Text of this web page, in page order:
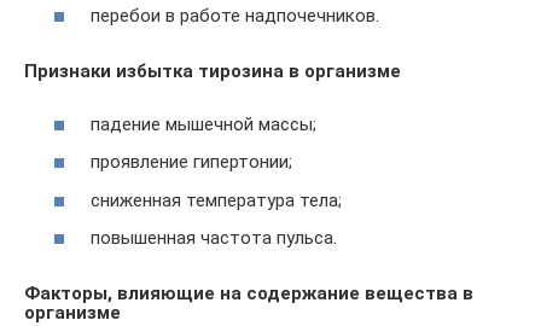
перебои в работе надпочечников.
Признаки избытка тирозина в организме
падение мышечной массы;
проявление гипертонии;
сниженная температура тела;
повышенная частота пульса.
Факторы, влияющие на содержание вещества в
организме